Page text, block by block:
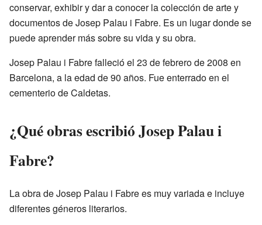
conservar, exhibir y dar a conocer la colección de arte y
documentos de Josep Palau i Fabre. Es un lugar donde se
puede aprender más sobre su vida y su obra.
Josep Palau i Fabre falleció el 23 de febrero de 2008 en
Barcelona, a la edad de 90 años. Fue enterrado en el
cementerio de Caldetas.
¿Qué obras escribió Josep Palau i
Fabre?
La obra de Josep Palau i Fabre es muy variada e incluye
diferentes géneros literarios.